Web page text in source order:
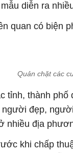
diễn ra
quan có biện
Quản chặt các
tỉnh, thành
đẹp,
nhiều địa
khi chấp